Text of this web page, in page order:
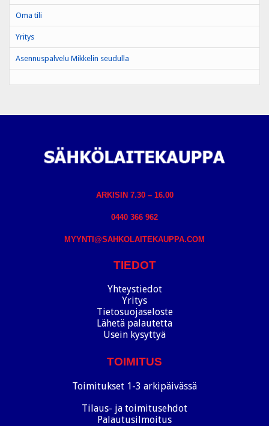
Oma tili
Yritys
Asennuspalvelu Mikkelin seudulla
ARKISIN 7.30 – 16.00
0440 366 962
MYYNTI@SAHKOLAITEKAUPPA.COM
TIEDOT
Yhteystiedot
Yritys
Tietosuojaseloste
Lähetä palautetta
Usein kysyttyä
TOIMITUS
Toimitukset 1-3 arkipäivässä
Tilaus- ja toimitusehdot
Palautusilmoitus